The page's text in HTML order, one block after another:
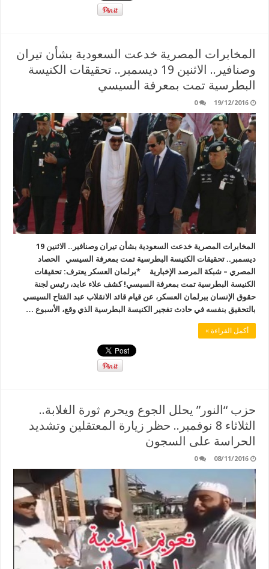
المخابرات المصرية خدعت السعودية بشأن تيران
وصنافير.. الاثنين 19 ديسمبر.. تحقيقات الكنيسة
البطرسية تمت بمعرفة السيسي
19/12/2016
0
المخابرات المصرية خدعت السعودية بشأن تيران وصنافير.. الاثنين 19
ديسمبر.. تحقيقات الكنيسة البطرسية تمت بمعرفة السيسي الحصاد
المصري – شبكة المرصد الإخبارية *برلمان العسكر يعترف: تحقيقات
الكنيسة البطرسية تمت بمعرفة السيسي! كشف علاء عابد، رئيس لجنة
حقوق الإنسان ببرلمان العسكر، عن قيام قائد الانقلاب عبد الفتاح السيسي
بالتحقيق بنفسه في حادث تفجير الكنيسة البطرسية الذي وقع، الأسبوع …
أكمل القراءة »
حزب “النور” يحلل الجوع ويحرم ثورة الغلابة..
الثلاثاء 8 نوفمبر.. حظر زيارة المعتقلين وتشديد
الحراسة على السجون
08/11/2016
0